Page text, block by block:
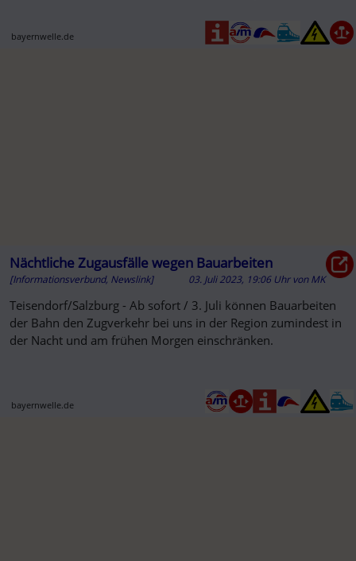
bayernwelle.de
Nächtliche Zugausfälle wegen Bauarbeiten
[Informationsverbund, Newslink] 03. Juli 2023, 19:06 Uhr vonMK
Teisendorf/Salzburg - Ab sofort / 3. Juli können Bauarbeiten
der Bahn den Zugverkehr bei uns in der Region zumindest in
der Nacht und am frühen Morgen einschränken.
bayernwelle.de